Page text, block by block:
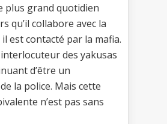
plus grand quotidien
qu’il collabore avec la
est contacté par la mafia.
des yakusas
d’être un
la police. Mais cette
n’est pas sans